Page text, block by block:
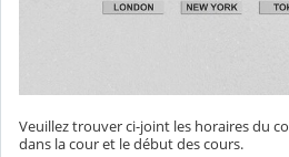
Veuillez trouver ci-joint les horaires du
dans la cour et le début des cours.